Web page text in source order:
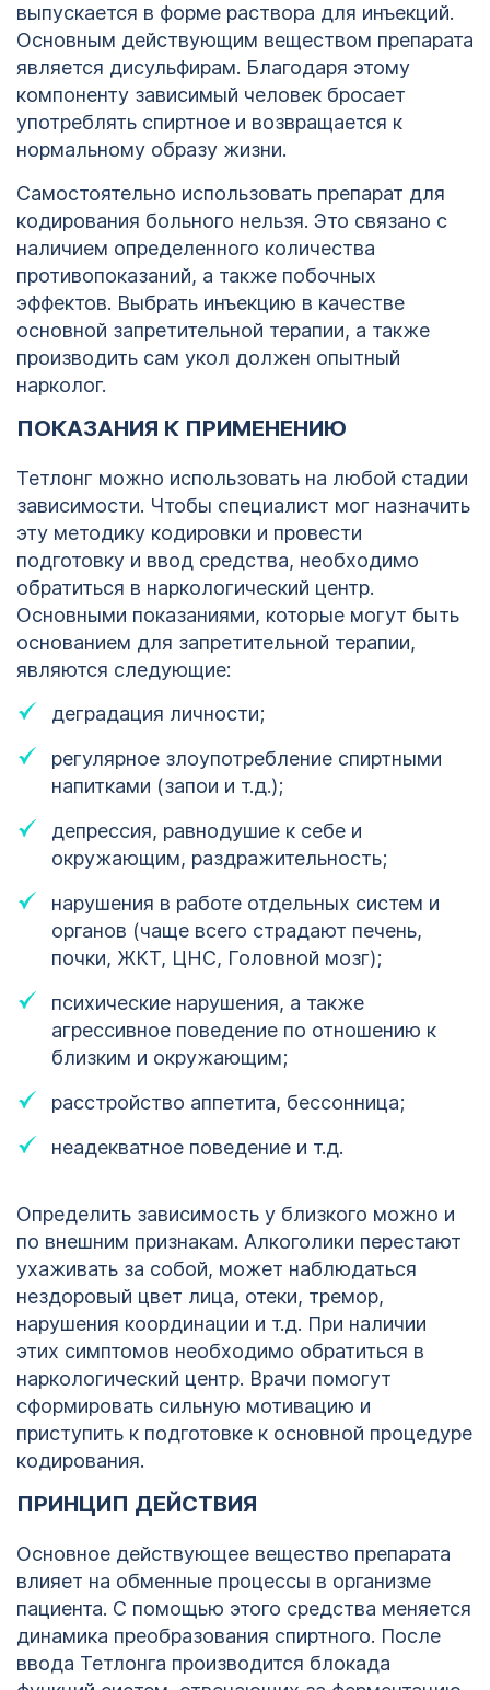
выпускается в форме раствора для инъекций.
Основным действующим веществом препарата
является дисульфирам. Благодаря этому
компоненту зависимый человек бросает
употреблять спиртное и возвращается к
нормальному образу жизни.
Самостоятельно использовать препарат для
кодирования больного нельзя. Это связано с
наличием определенного количества
противопоказаний, а также побочных
эффектов. Выбрать инъекцию в качестве
основной запретительной терапии, а также
производить сам укол должен опытный
нарколог.
ПОКАЗАНИЯ К ПРИМЕНЕНИЮ
Тетлонг можно использовать на любой стадии
зависимости. Чтобы специалист мог назначить
эту методику кодировки и провести
подготовку и ввод средства, необходимо
обратиться в наркологический центр.
Основными показаниями, которые могут быть
основанием для запретительной терапии,
являются следующие:
деградация личности;
регулярное злоупотребление спиртными
напитками (запои и т.д.);
депрессия, равнодушие к себе и
окружающим, раздражительность;
нарушения в работе отдельных систем и
органов (чаще всего страдают печень,
почки, ЖКТ, ЦНС, Головной мозг);
психические нарушения, а также
агрессивное поведение по отношению к
близким и окружающим;
расстройство аппетита, бессонница;
неадекватное поведение и т.д.
Определить зависимость у близкого можно и
по внешним признакам. Алкоголики перестают
ухаживать за собой, может наблюдаться
нездоровый цвет лица, отеки, тремор,
нарушения координации и т.д. При наличии
этих симптомов необходимо обратиться в
наркологический центр. Врачи помогут
сформировать сильную мотивацию и
приступить к подготовке к основной процедуре
кодирования.
ПРИНЦИП ДЕЙСТВИЯ
Основное действующее вещество препарата
влияет на обменные процессы в организме
пациента. С помощью этого средства меняется
динамика преобразования спиртного. После
ввода Тетлонга производится блокада
1
123